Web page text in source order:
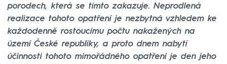
porodech, která se tímto zakazuje. Neprodlená
realizace tohoto opatření je nezbytná vzhledem ke
každodenně rostoucímu počtu nakažených na
území České republiky, a proto dnem nabytí
účinnosti tohoto mimořádného opatření je den jeho